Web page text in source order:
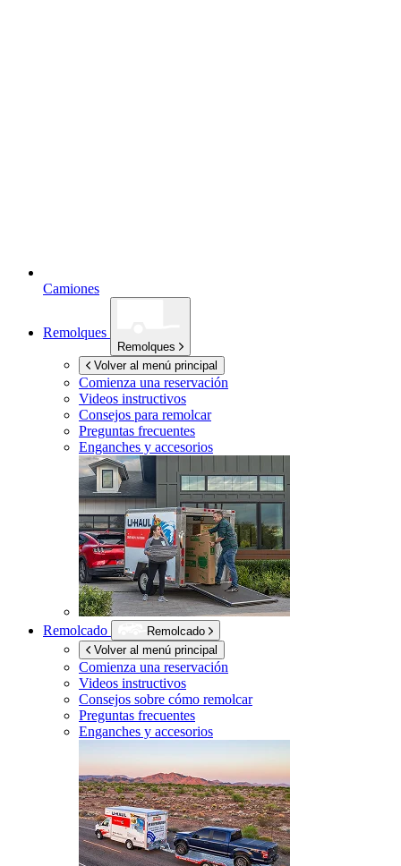
Camiones
Remolques
Remolques
Volver al menú principal
Comienza una reservación
Videos instructivos
Consejos para remolcar
Preguntas frecuentes
Enganches y accesorios
Remolcado
Remolcado
Volver al menú principal
Comienza una reservación
Videos instructivos
Consejos sobre cómo remolcar
Preguntas frecuentes
Enganches y accesorios